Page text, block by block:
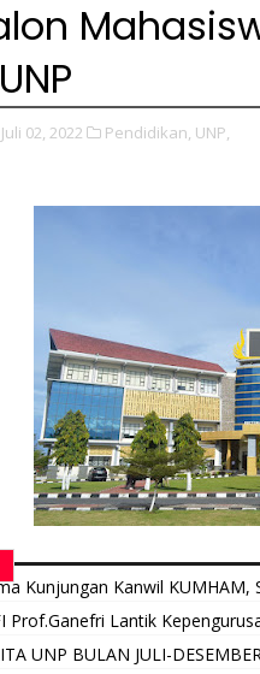
Juli 02, 2022 Pendidikan, UNP,
Kunjungan Kanwil KUMHAM,
Prof.Ganefri Lantik
UNP BULAN JULI-